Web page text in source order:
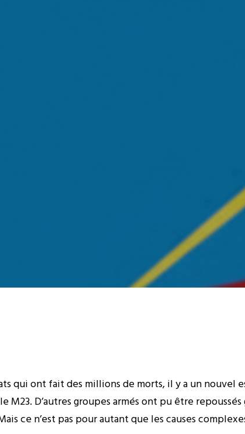
qui ont fait des millions de morts, il y a un nouvel
D’autres groupes armés ont pu être
ce n’est pas pour autant que les causes